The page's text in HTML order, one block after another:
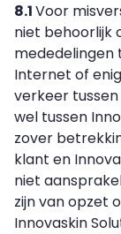
8.1Voor
niet behoorlijk
mededelingen
Internet of
verkeer tussen
wel tussen
zover
klant en
niet
zijn van opzet
Innovaskin